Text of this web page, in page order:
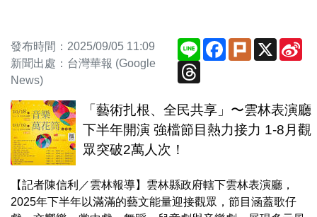
發布時間：2025/09/05 11:09
新聞出處：台灣華報 (Google
News)
Line Facebook
Plurk X
「藝術扎根、全民共享」〜雲林表演廳
下半年開演 強檔節目熱力接力 1-8月觀
眾突破2萬人次！
【記者陳信利／雲林報導】雲林縣政府轄下雲林表演廳，
2025年下半年以滿滿的藝文能量迎接觀眾，節目涵蓋歌仔